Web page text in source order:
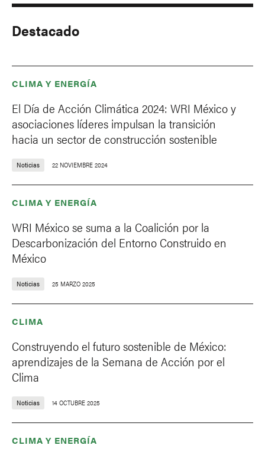
Destacado
CLIMA Y ENERGÍA
El Día de Acción Climática 2024: WRI México y
asociaciones líderes impulsan la transición
hacia un sector de construcción sostenible
Noticias 22 NOVIEMBRE 2024
CLIMA Y ENERGÍA
WRI México se suma a la Coalición por la
Descarbonización del Entorno Construido en
México
Noticias 25 MARZO 2025
CLIMA
Construyendo el futuro sostenible de México:
aprendizajes de la Semana de Acción por el
Clima
Noticias 14 OCTUBRE 2025
CLIMA Y ENERGÍA